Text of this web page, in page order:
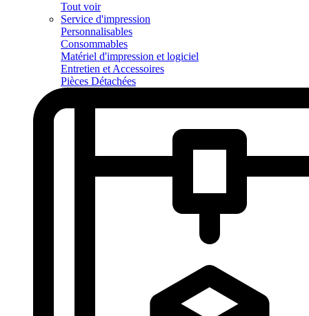
Tout voir
Service d'impression
Personnalisables
Consommables
Matériel d'impression et logiciel
Entretien et Accessoires
Pièces Détachées